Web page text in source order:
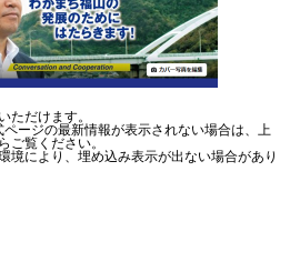
ただけます。
ージの最新情報が表示されない場合は、上
ご覧ください。
境により、埋め込み表示が出ない場合があり